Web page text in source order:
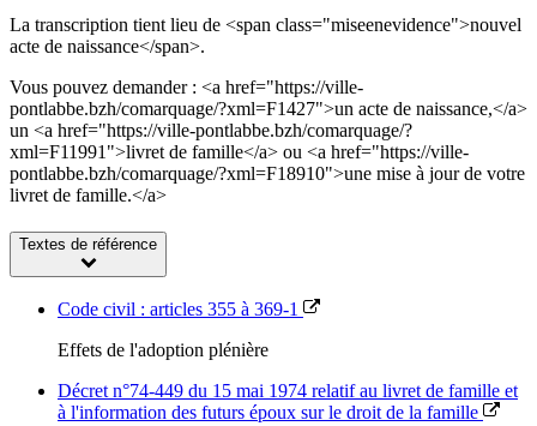
La transcription tient lieu de <span class="miseenevidence">nouvel
acte de naissance</span>.
Vous pouvez demander : <a href="https://ville-
pontlabbe.bzh/comarquage/?xml=F1427">un acte de naissance,</a>
un <a href="https://ville-pontlabbe.bzh/comarquage/?
xml=F11991">livret de famille</a> ou <a href="https://ville-
pontlabbe.bzh/comarquage/?xml=F18910">une mise à jour de votre
livret de famille.</a>
Textes de référence
Code civil : articles 355 à 369-1
Effets de l'adoption plénière
Décret n°74-449 du 15 mai 1974 relatif au livret de famille et
à l'information des futurs époux sur le droit de la famille